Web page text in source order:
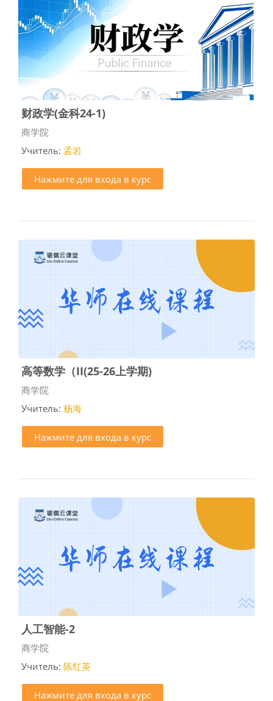
财政学(金科24-1)
Категория курса
商学院
Учитель: 孟岩
Нажмите для входа в курс
高等数学（II(25-26上学期)
Категория курса
商学院
Учитель: 杨海
Нажмите для входа в курс
人工智能-2
Категория курса
商学院
Учитель: 陈红英
Нажмите для входа в курс